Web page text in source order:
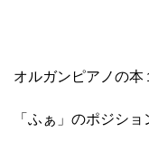
オルガンピアノの本
「ふぁ」のポジシ